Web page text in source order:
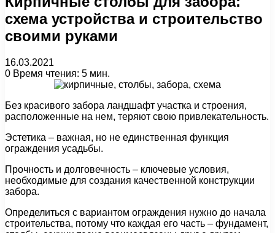
схема устройства и строительство
своими руками
16.03.2021
0 Время чтения: 5 мин.
Без красивого забора ландшафт участка и строения,
расположенные на нем, теряют свою привлекательность.
Эстетика – важная, но не единственная функция
ограждения усадьбы.
Прочность и долговечность – ключевые условия,
необходимые для создания качественной конструкции
забора.
Определиться с вариантом ограждения нужно до начала
строительства, потому что каждая его часть – фундамент,